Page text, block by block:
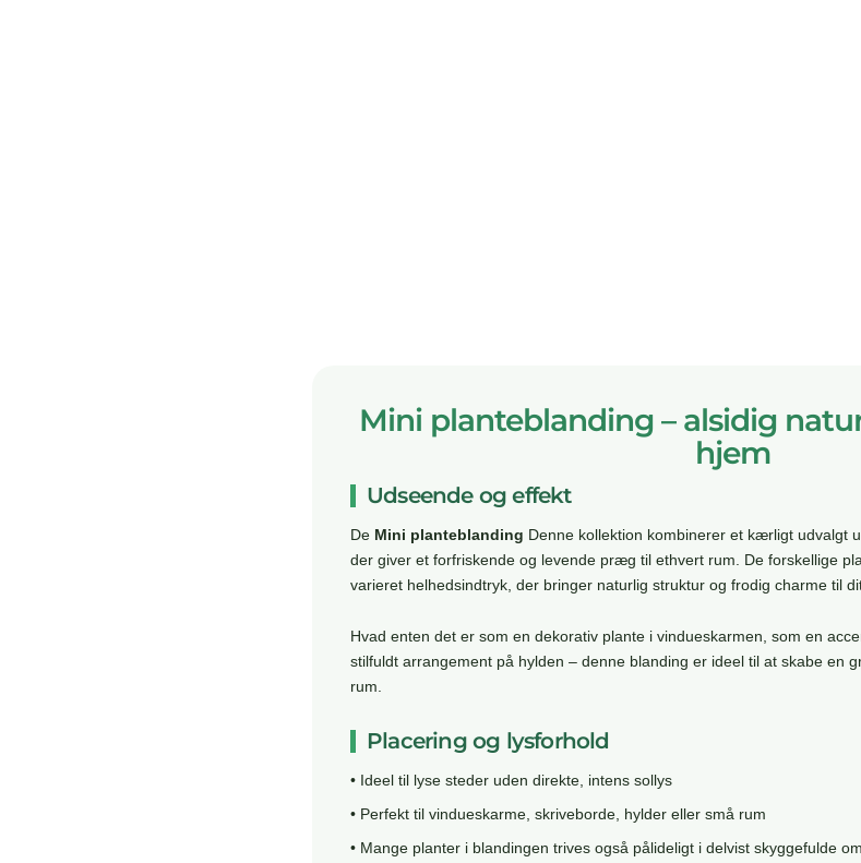
Mini planteblanding – alsidig
hjem
Udseende og effekt
De Mini planteblanding Denne kollektion kombinerer et kærligt udvalgt
der giver et forfriskende og levende præg til ethvert rum. De forskellige
varieret helhedsindtryk, der bringer naturlig struktur og frodig charme til
Hvad enten det er som en dekorativ plante i vindueskarmen, som en
stilfuldt arrangement på hylden – denne blanding er ideel til at skabe en
rum.
Placering og lysforhold
• Ideel til lyse steder uden direkte, intens sollys
• Perfekt til vindueskarme, skriveborde, hylder eller små rum
• Mange planter i blandingen trives også pålideligt i delvist skyggefulde